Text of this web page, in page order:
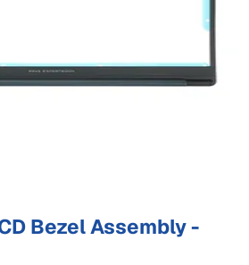
Bezel Assembly -